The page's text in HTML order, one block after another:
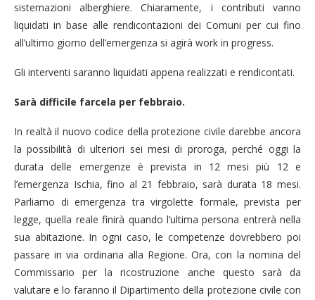
sistemazioni alberghiere. Chiaramente, i contributi vanno
liquidati in base alle rendicontazioni dei Comuni per cui fino
all’ultimo giorno dell’emergenza si agirà work in progress.
Gli interventi saranno liquidati appena realizzati e rendicontati.
Sarà difficile farcela per febbraio.
In realtà il nuovo codice della protezione civile darebbe ancora
la possibilità di ulteriori sei mesi di proroga, perché oggi la
durata delle emergenze è prevista in 12 mesi più 12 e
l’emergenza Ischia, fino al 21 febbraio, sarà durata 18 mesi.
Parliamo di emergenza tra virgolette formale, prevista per
legge, quella reale finirà quando l’ultima persona entrerà nella
sua abitazione. In ogni caso, le competenze dovrebbero poi
passare in via ordinaria alla Regione. Ora, con la nomina del
Commissario per la ricostruzione anche questo sarà da
valutare e lo faranno il Dipartimento della protezione civile con